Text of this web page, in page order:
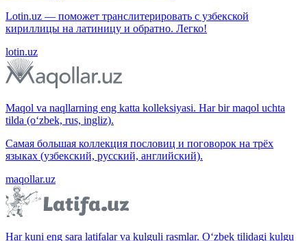
Lotin.uz — поможет транслитерировать с узбекской
кириллицы на латиницу и обратно. Легко!
lotin.uz
Maqol va naqllarning eng katta kolleksiyasi. Har bir maqol uchta
tilda (o‘zbek, rus, ingliz).
Самая большая коллекция пословиц и поговорок на трёх
языках (узбекский, русский, английский).
maqollar.uz
Har kuni eng sara latifalar va kulguli rasmlar. O‘zbek tilidagi kulgu